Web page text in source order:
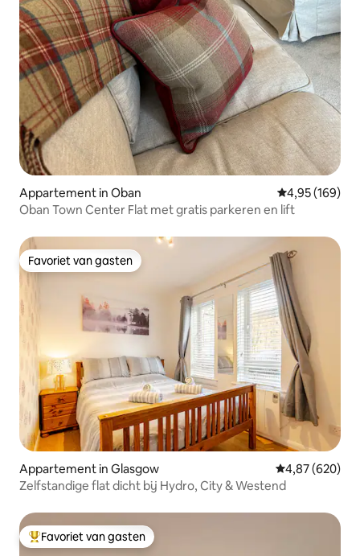
Appartement in Oban Gemiddelde
4,95 (169)
Oban Town Center Flat met gratis parkeren en lift
Favoriet van gasten
Favoriet van gasten
Appartement in Glasgow Gemiddelde
4,87 (620)
Zelfstandige flat dicht bij Hydro, City & Westend
Topfavoriet van gasten
Favoriet van gasten